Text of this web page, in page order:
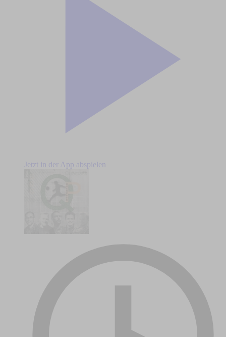
Jetzt in der App abspielen